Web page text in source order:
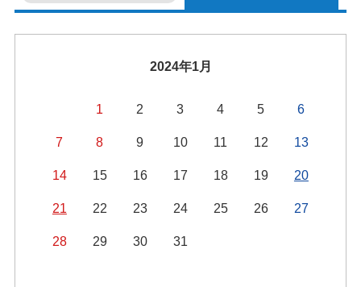
2024年1月
1 2 3 4 5 6
7 8 9 10 11 12 13
14 15 16 17 18 19 20
21 22 23 24 25 26 27
28 29 30 31